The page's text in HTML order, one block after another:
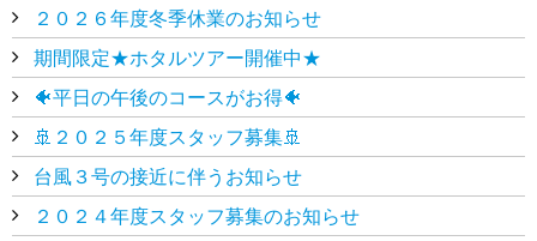
２０２６年度冬季休業のお知らせ
期間限定★ホタルツアー開催中★
🐠平日の午後のコースがお得🐠
🚢２０２５年度スタッフ募集🚢
台風３号の接近に伴うお知らせ
２０２４年度スタッフ募集のお知らせ